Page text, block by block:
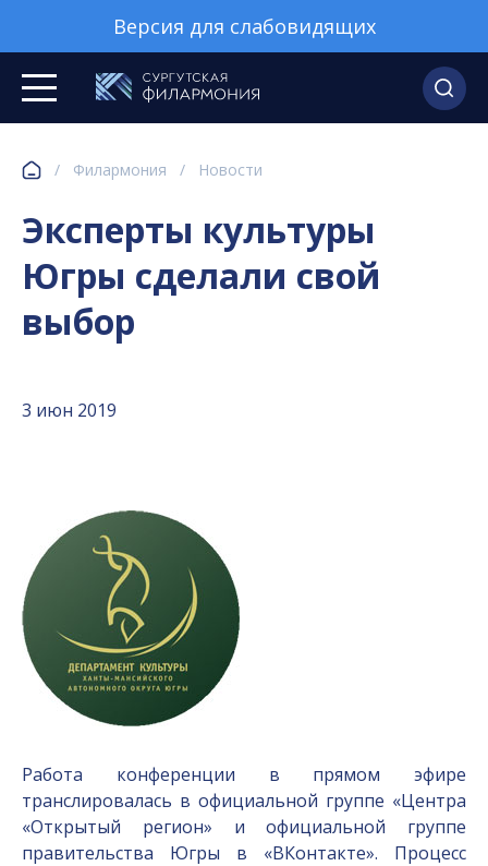
Версия для слабовидящих
/ Филармония / Новости
Эксперты культуры
Югры сделали свой
выбор
3 июн 2019
Работа конференции в прямом эфире
транслировалась в официальной группе «Центра
«Открытый регион» и официальной группе
правительства Югры в «ВКонтакте». Процесс